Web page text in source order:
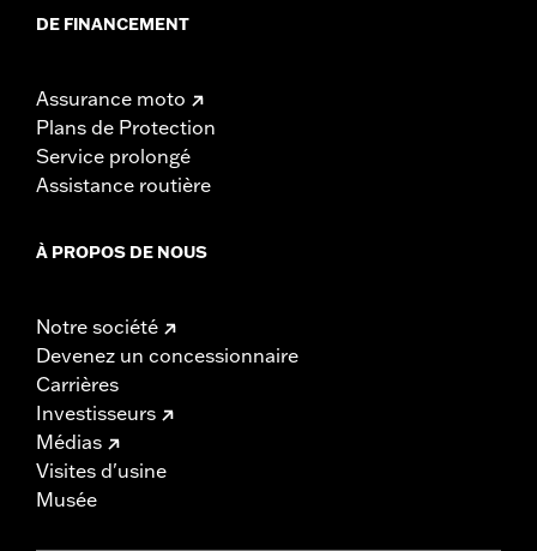
DE FINANCEMENT
Assurance moto
Plans de Protection
Service prolongé
Assistance routière
À PROPOS DE NOUS
Notre société
Devenez un concessionnaire
Carrières
Investisseurs
Médias
Visites d'usine
Musée